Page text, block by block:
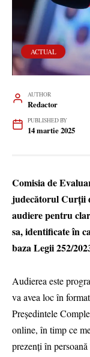
ACTUAL
AUTHOR
Redactor
PUBLISHED BY
14 martie 2025
Comisia de
judecătorul Curții
audiere pentru
sa, identificate în
baza Legii 252/
Audierea este
va avea loc în
Președintele
online, în timp ce
prezenți în